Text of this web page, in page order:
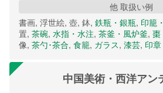
他 取扱い例
書画, 浮世絵, 壺, 鉢, 鉄瓶・銀瓶, 印籠
置, 茶碗, 水指・水注, 茶釜・風炉釜, 棗
像, 茶勺･茶合, 食籠, ガラス, 漆芸, 印章
中国美術・西洋アン